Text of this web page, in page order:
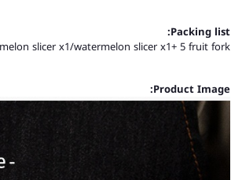
Packing list:
slicer x1/watermelon slicer x1+ 5 fruit fork
Product Image: